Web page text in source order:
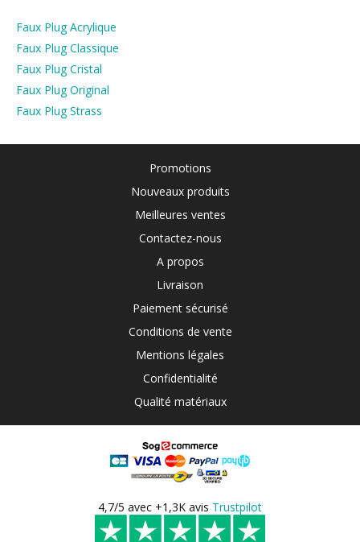
Faux Plug Acrylique
Faux Plug Classique
Faux Plug Cristal
Faux Plug Original
Faux Plug Strass
Promotions
Nouveaux produits
Meilleures ventes
Contactez-nous
A propos
Livraison
Paiement sécurisé
Conditions de vente
Mentions légales
Confidentialité
Qualité matériaux
4,7/5 avec +1,3K avis Trustpilot